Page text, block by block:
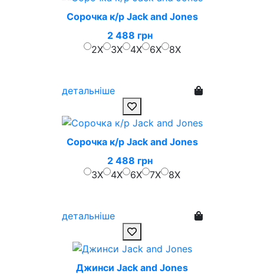
Сорочка к/р Jack and Jones
2 488 грн
2X
3X 4X 6X 8X
детальніше
Сорочка к/р Jack and Jones
2 488 грн
3X
4X 6X 7X 8X
детальніше
Джинси Jack and Jones